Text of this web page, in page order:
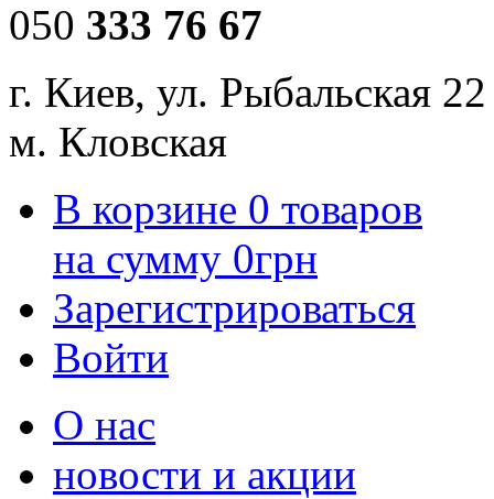
050 333 76 67
г. Киев, ул. Рыбальская 22
м. Кловская
В корзине 0 товаров
на сумму 0грн
Зарегистрироваться
Войти
О нас
новости и акции